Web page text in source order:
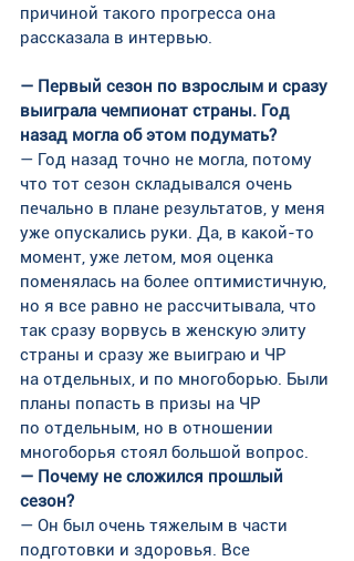
причиной такого прогресса она
рассказала в интервью.
— Первый сезон по взрослым и сразу
выиграла чемпионат страны. Год
назад могла об этом подумать?
— Год назад точно не могла, потому
что тот сезон складывался очень
печально в плане результатов, у меня
уже опускались руки. Да, в какой-то
момент, уже летом, моя оценка
поменялась на более оптимистичную,
но я все равно не рассчитывала, что
так сразу ворвусь в женскую элиту
страны и сразу же выиграю и ЧР
на отдельных, и по многоборью. Были
планы попасть в призы на ЧР
по отдельным, но в отношении
многоборья стоял большой вопрос.
— Почему не сложился прошлый
сезон?
— Он был очень тяжелым в части
подготовки и здоровья. Все